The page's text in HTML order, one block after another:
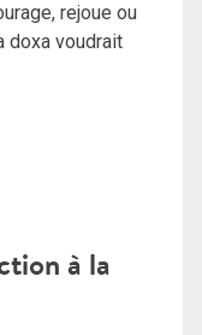
rejoue ou
doxa voudrait
à la